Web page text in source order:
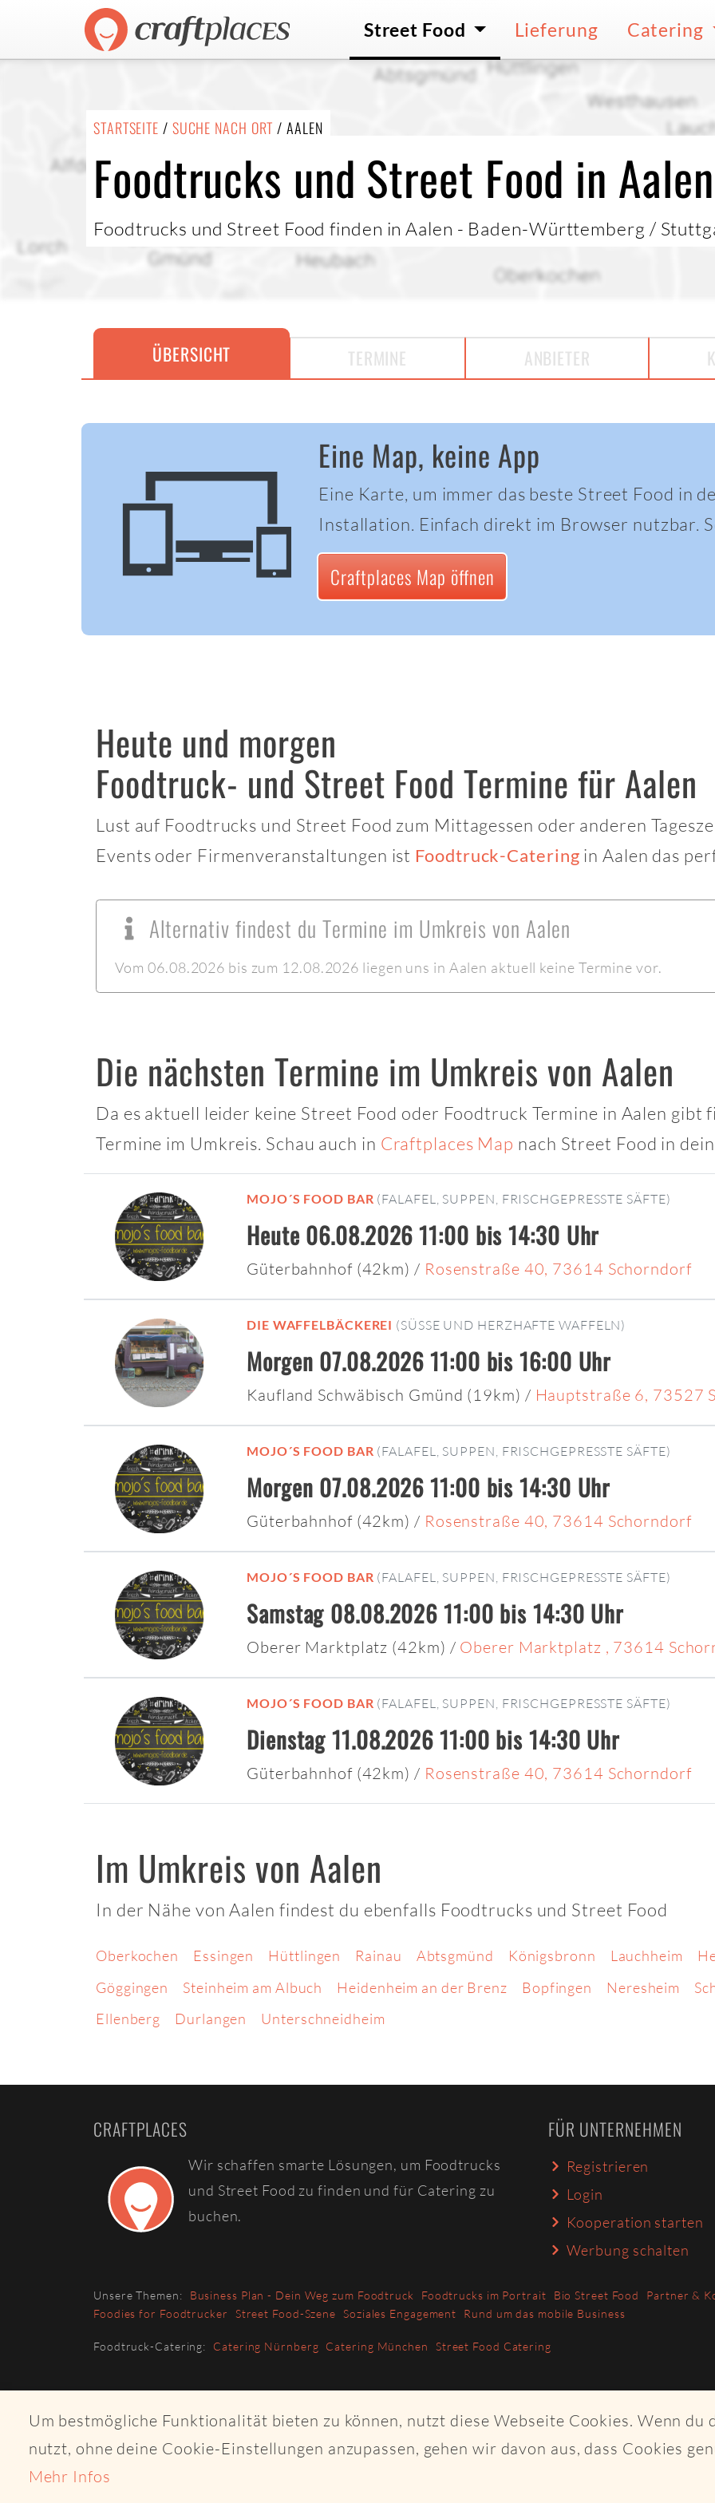
Um bestmögliche Funktionalität bieten zu können, nutzt diese Webseite Cookies. Wenn du
nutzt, ohne deine Cookie-Einstellungen anzupassen, gehen wir davon aus, dass Cookies
Mehr Infos
Street Food Lieferung Catering
STARTSEITE / SUCHE NACH ORT / AALEN
Foodtrucks und Street Food in Aalen
Foodtrucks und Street Food finden in Aalen - Baden-Württemberg /
ÜBERSICHT TERMINE ANBIETER
Eine Map, keine App
Eine Karte, um immer das beste Street Food in
Installation. Einfach direkt im Browser nutzbar.
Craftplaces Map öffnen
Heute und morgen
Foodtruck- und Street Food Termine für Aalen
Lust auf Foodtrucks und Street Food zum Mittagessen oder anderen
Events oder Firmenveranstaltungen ist Foodtruck-Catering in Aalen das
Alternativ findest du Termine im Umkreis von Aalen
Vom 06.08.2026 bis zum 12.08.2026 liegen uns in Aalen aktuell keine Termine vor.
Die nächsten Termine im Umkreis von Aalen
Da es aktuell leider keine Street Food oder Foodtruck Termine in Aalen gibt
Termine im Umkreis. Schau auch in Craftplaces Map nach Street Food in
MOJO´S FOOD BAR (FALAFEL, SUPPEN, FRISCHGEPRESSTE SÄFTE)
Heute 06.08.2026 11:00 bis 14:30 Uhr
Güterbahnhof (42km) / Rosenstraße 40, 73614 Schorndorf
DIE WAFFELBÄCKEREI (SÜSSE UND HERZHAFTE WAFFELN)
Morgen 07.08.2026 11:00 bis 16:00 Uhr
Kaufland Schwäbisch Gmünd (19km) / Hauptstraße 6, 73527
MOJO´S FOOD BAR (FALAFEL, SUPPEN, FRISCHGEPRESSTE SÄFTE)
Morgen 07.08.2026 11:00 bis 14:30 Uhr
Güterbahnhof (42km) / Rosenstraße 40, 73614 Schorndorf
MOJO´S FOOD BAR (FALAFEL, SUPPEN, FRISCHGEPRESSTE SÄFTE)
Samstag 08.08.2026 11:00 bis 14:30 Uhr
Oberer Marktplatz (42km) / Oberer Marktplatz , 73614
MOJO´S FOOD BAR (FALAFEL, SUPPEN, FRISCHGEPRESSTE SÄFTE)
Dienstag 11.08.2026 11:00 bis 14:30 Uhr
Güterbahnhof (42km) / Rosenstraße 40, 73614 Schorndorf
Im Umkreis von Aalen
In der Nähe von Aalen findest du ebenfalls Foodtrucks und Street Food
Oberkochen Essingen Hüttlingen Rainau Abtsgmünd Königsbronn Lauchheim
Göggingen
Steinheim am Albuch Heidenheim an der Brenz Bopfingen Neresheim
Ellenberg
Durlangen Unterschneidheim
CRAFTPLACES
Wir schaffen smarte Lösungen, um Foodtrucks
und Street Food zu finden und für Catering zu
buchen.
FÜR UNTERNEHMEN
Registrieren
Login
Kooperation starten
Werbung schalten
Unsere Themen: Business Plan - Dein Weg zum Foodtruck Foodtrucks im Portrait Bio Street Food Partner &
Foodies for Foodtrucker
Street Food-Szene Soziales Engagement Rund um das mobile Business
Foodtruck-Catering: Catering Nürnberg Catering München Street Food Catering